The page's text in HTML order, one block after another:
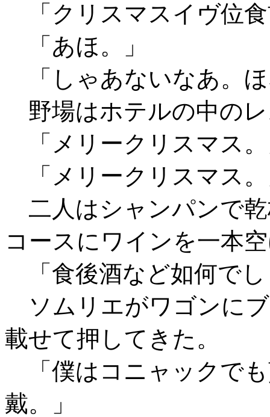
「クリスマスイヴ位
「あほ。」
「しゃあないなあ。
野場はホテルの中の
「メリークリスマス
「メリークリスマス
二人はシャンパンで
コースにワインを一本
「食後酒など如何で
ソムリエがワゴンに
載せて押してきた。
「僕はコニャックで
戴。」